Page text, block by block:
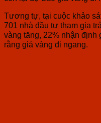
Tương tự, tại cuộc khảo
701 nhà đầu tư tham gia
vàng tăng, 22% nhận định
rằng giá vàng đi ngang.